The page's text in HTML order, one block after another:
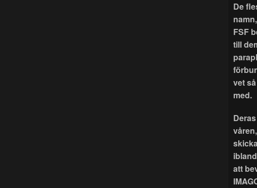
De
FSF
till
vet
med.
att